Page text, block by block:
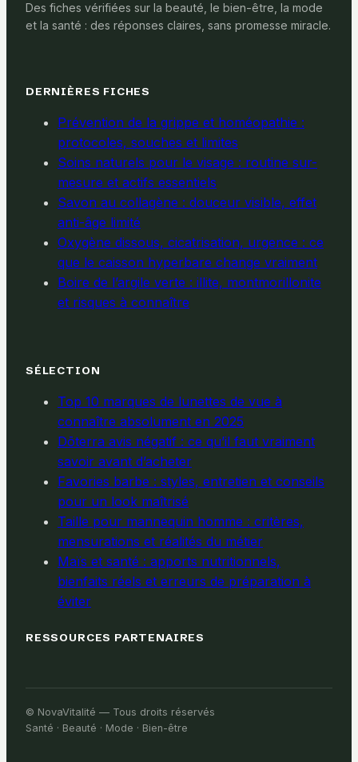
Des fiches vérifiées sur la beauté, le bien-être, la mode
et la santé : des réponses claires, sans promesse miracle.
DERNIÈRES FICHES
Prévention de la grippe et homéopathie :
protocoles, souches et limites
Soins naturels pour le visage : routine sur-
mesure et actifs essentiels
Savon au collagène : douceur visible, effet
anti-âge limité
Oxygène dissous, cicatrisation, urgence : ce
que le caisson hyperbare change vraiment
Boire de l’argile verte : illite, montmorillonite
et risques à connaître
SÉLECTION
Top 10 marques de lunettes de vue à
connaître absolument en 2025
Dōterra avis négatif : ce qu’il faut vraiment
savoir avant d’acheter
Favories barbe : styles, entretien et conseils
pour un look maîtrisé
Taille pour mannequin homme : critères,
mensurations et réalités du métier
Maïs et santé : apports nutritionnels,
bienfaits réels et erreurs de préparation à
éviter
RESSOURCES PARTENAIRES
© NovaVitalité — Tous droits réservés
Santé · Beauté · Mode · Bien-être